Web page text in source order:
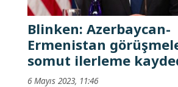
Blinken: Azerbaycan-
Ermenistan
somut ilerleme
6 Mayıs 2023, 11:46